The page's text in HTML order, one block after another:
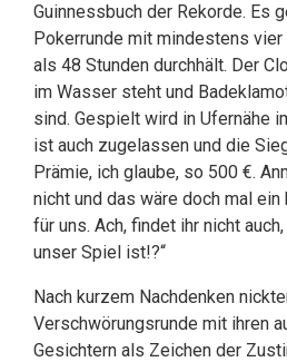
Guinnessbuch der Rekorde. Es
Pokerrunde mit mindestens
als 48 Stunden durchhält. Der
im Wasser steht und
sind. Gespielt wird in Ufernähe
ist auch zugelassen und die
Prämie, ich glaube, so 500 €.
nicht und das wäre doch mal
für uns. Ach, findet ihr nicht
unser Spiel ist!?“
Nach kurzem Nachdenken
Verschwörungsrunde mit ihren
Gesichtern als Zeichen der